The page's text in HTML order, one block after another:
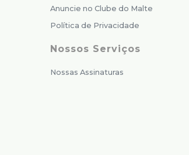
Anuncie no Clube do Malte
Política de Privacidade
Nossos Serviços
Nossas Assinaturas